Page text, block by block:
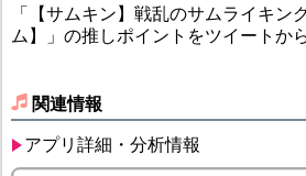
「【サムキン】戦乱のサムライキン
ム】」の推しポイントをツイートか
関連情報
アプリ詳細・分析情報